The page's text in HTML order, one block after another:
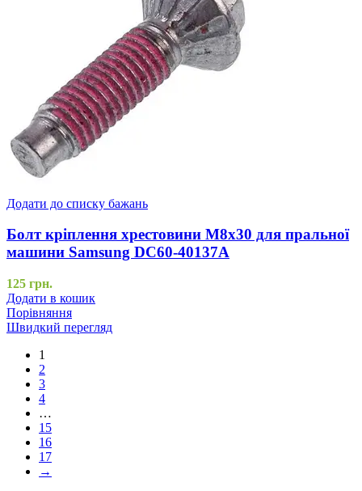
Додати до списку бажань
Болт кріплення хрестовини M8x30 для пральної
машини Samsung DC60-40137A
125 грн.
Додати в кошик
Порівняння
Швидкий перегляд
1
2
3
4
…
15
16
17
→